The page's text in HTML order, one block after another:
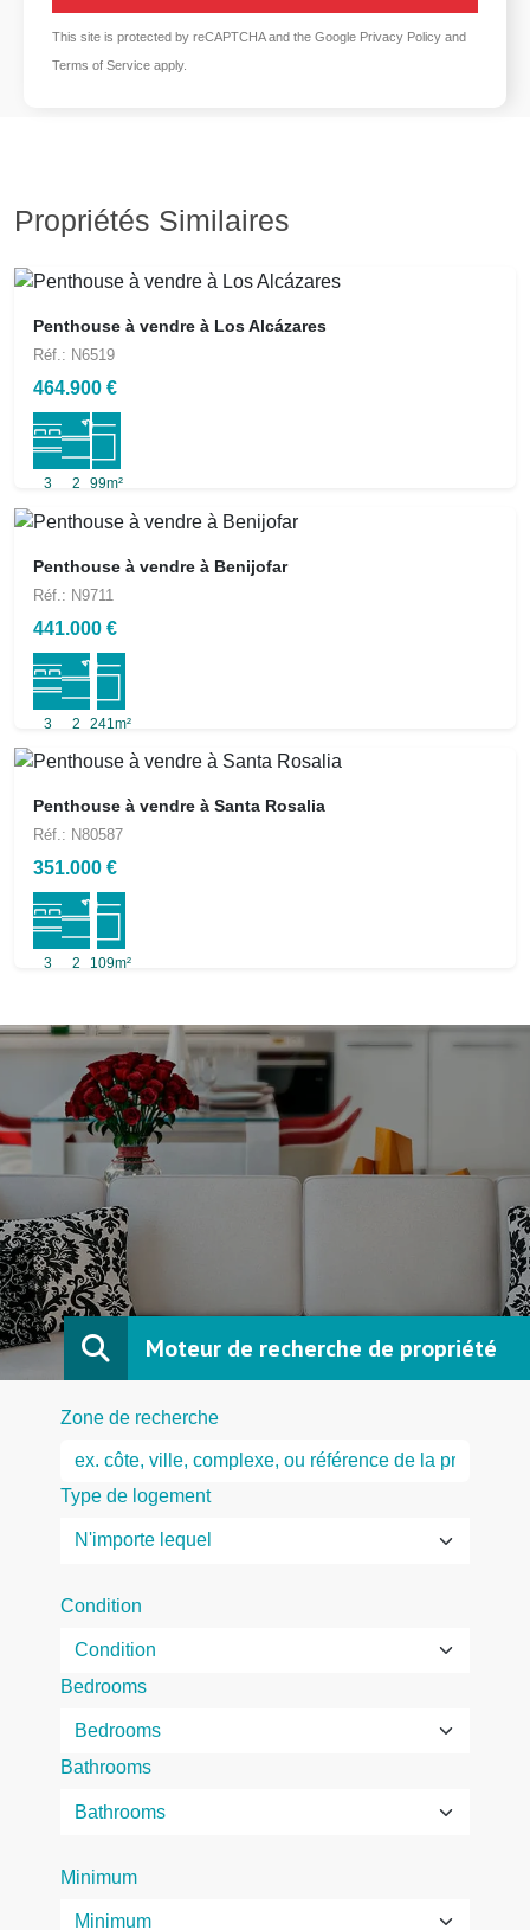
This site is protected by reCAPTCHA and the Google Privacy Policy and
Terms of Service apply.
Propriétés Similaires
Penthouse à vendre à Los Alcázares
Réf.: N6519
464.900 €
3 2 99m²
Penthouse à vendre à Benijofar
Réf.: N9711
441.000 €
3 2 241m²
Penthouse à vendre à Santa Rosalia
Réf.: N80587
351.000 €
3 2 109m²
Moteur de recherche de propriété
Zone de recherche
Type de logement
Condition
Bedrooms
Bathrooms
Minimum